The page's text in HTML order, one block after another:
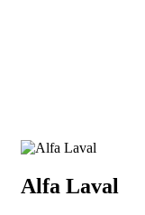
Alfa Laval